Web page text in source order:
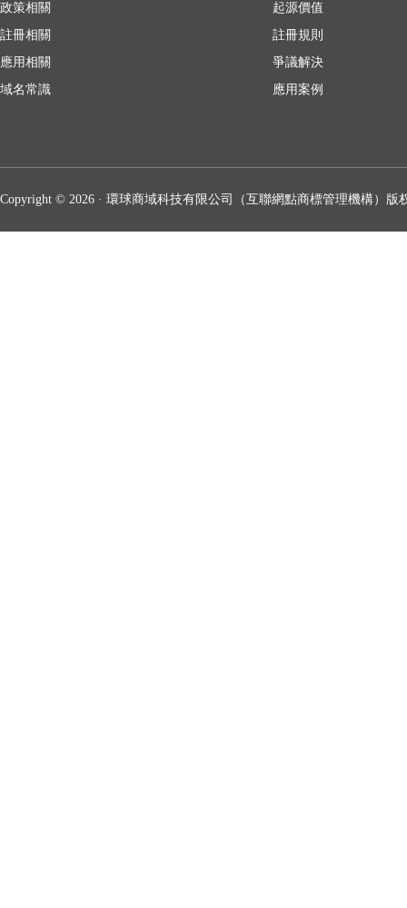
政策相關
註冊相關
應用相關
域名常識
起源價值
註冊規則
爭議解決
應用案例
Copyright © 2026 · 環球商域科技有限公司（互聯網點商標管理機構）版